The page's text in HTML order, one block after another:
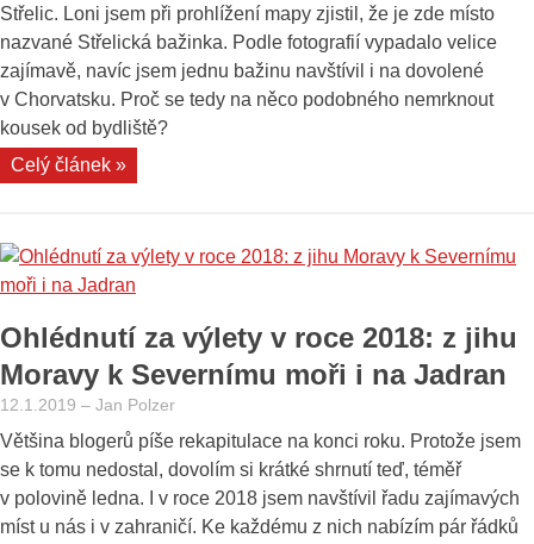
Střelic. Loni jsem při prohlížení mapy zjistil, že je zde místo
nazvané Střelická bažinka. Podle fotografií vypadalo velice
zajímavě, navíc jsem jednu bažinu navštívil i na dovolené
v Chorvatsku. Proč se tedy na něco podobného nemrknout
kousek od bydliště?
Celý článek »„Střelická
přilehlý
viadukt“
Ohlédnutí za výlety v roce 2018: z jihu
Moravy k Severnímu moři i na Jadran
12.1.2019 – Jan Polzer
Většina blogerů píše rekapitulace na konci roku. Protože jsem
se k tomu nedostal, dovolím si krátké shrnutí teď, téměř
v polovině ledna. I v roce 2018 jsem navštívil řadu zajímavých
míst u nás i v zahraničí. Ke každému z nich nabízím pár řádků